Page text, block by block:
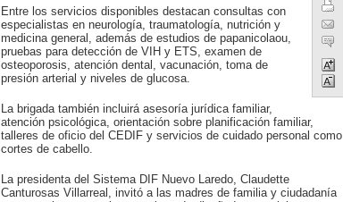
Entre los servicios disponibles destacan consultas con
especialistas en neurología, traumatología, nutrición y
medicina general, además de estudios de papanicolaou,
pruebas para detección de VIH y ETS, examen de
osteoporosis, atención dental, vacunación, toma de
presión arterial y niveles de glucosa.
La brigada también incluirá asesoría jurídica familiar,
atención psicológica, orientación sobre planificación familiar,
talleres de oficio del CEDIF y servicios de cuidado personal como
cortes de cabello.
La presidenta del Sistema DIF Nuevo Laredo, Claudette
Canturosas Villarreal, invitó a las madres de familia y ciudadanía